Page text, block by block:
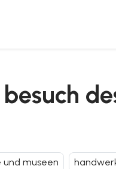
werkstatt
und museen